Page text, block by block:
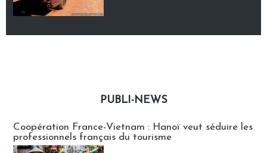
PUBLI-NEWS
Coopération France-Vietnam : Hanoï veut séduire les
professionnels français du tourisme